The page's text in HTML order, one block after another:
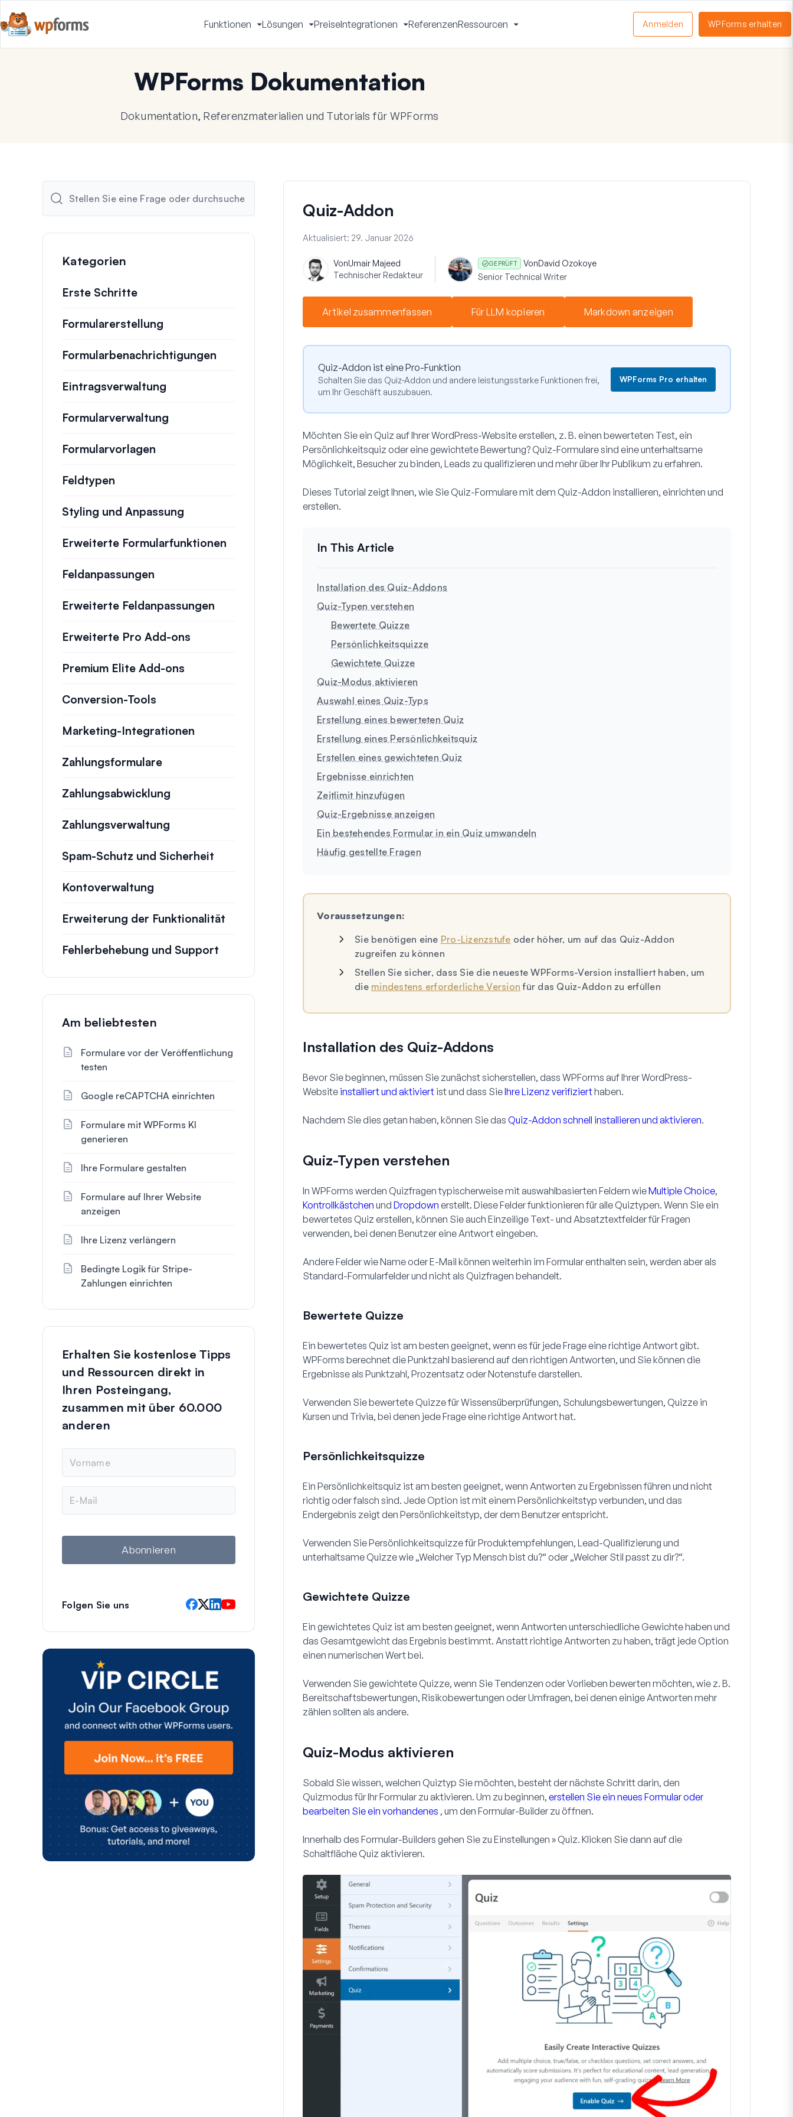
Funktionen
Menü
umschalten
Lösungen
Menü
umschalten
PreiseIntegrationen
Menü
umschalten
ReferenzenRessourcen
umschalten
Anmelden WPForms erhalten
WPForms Dokumentation
Dokumentation, Referenzmaterialien und Tutorials für WPForms
Quiz-Addon
Aktualisiert: 29. Januar 2026
VonUmair Majeed
Technischer Redakteur
GEPRÜFT VonDavid Ozokoye
Senior Technical Writer
Artikel zusammenfassen Für LLM kopieren Markdown anzeigen
Quiz-Addon ist eine Pro-Funktion
Schalten Sie das Quiz-Addon und andere leistungsstarke Funktionen frei,
um Ihr Geschäft auszubauen.
WPForms Pro erhalten
Möchten Sie ein Quiz auf Ihrer WordPress-Website erstellen, z. B. einen bewerteten Test, ein
Persönlichkeitsquiz oder eine gewichtete Bewertung? Quiz-Formulare sind eine unterhaltsame
Möglichkeit, Besucher zu binden, Leads zu qualifizieren und mehr über Ihr Publikum zu erfahren.
Dieses Tutorial zeigt Ihnen, wie Sie Quiz-Formulare mit dem Quiz-Addon installieren, einrichten und
erstellen.
Installation des Quiz-Addons
Quiz-Typen verstehen
Bewertete Quizze
Persönlichkeitsquizze
Gewichtete Quizze
Quiz-Modus aktivieren
Auswahl eines Quiz-Typs
Erstellung eines bewerteten Quiz
Erstellung eines Persönlichkeitsquiz
Erstellen eines gewichteten Quiz
Ergebnisse einrichten
Zeitlimit hinzufügen
Quiz-Ergebnisse anzeigen
Ein bestehendes Formular in ein Quiz umwandeln
Häufig gestellte Fragen
Voraussetzungen:
Sie benötigen eine Pro-Lizenzstufe oder höher, um auf das Quiz-Addon
zugreifen zu können
Stellen Sie sicher, dass Sie die neueste WPForms-Version installiert haben, um
die mindestens erforderliche Version für das Quiz-Addon zu erfüllen
Installation des Quiz-Addons
Bevor Sie beginnen, müssen Sie zunächst sicherstellen, dass WPForms auf Ihrer WordPress-
Website installiert und aktiviert ist und dass SieIhre Lizenz verifizierthaben.
Nachdem Sie dies getan haben, können Sie das Quiz-Addon schnell installieren und aktivieren.
Quiz-Typen verstehen
In WPForms werden Quizfragen typischerweise mit auswahlbasierten Feldern wieMultiple Choice,
Kontrollkästchen und Dropdown erstellt. Diese Felder funktionieren für alle Quiztypen. Wenn Sie ein
bewertetes Quiz erstellen, können Sie auch Einzeilige Text- und Absatztextfelder für Fragen
verwenden, bei denen Benutzer eine Antwort eingeben.
Andere Felder wie Name oder E-Mail können weiterhin im Formular enthalten sein, werden aber als
Standard-Formularfelder und nicht als Quizfragen behandelt.
Bewertete Quizze
Ein bewertetes Quiz ist am besten geeignet, wenn es für jede Frage eine richtige Antwort gibt.
WPForms berechnet die Punktzahl basierend auf den richtigen Antworten, und Sie können die
Ergebnisse als Punktzahl, Prozentsatz oder Notenstufe darstellen.
Verwenden Sie bewertete Quizze für Wissensüberprüfungen, Schulungsbewertungen, Quizze in
Kursen und Trivia, bei denen jede Frage eine richtige Antwort hat.
Persönlichkeitsquizze
Ein Persönlichkeitsquiz ist am besten geeignet, wenn Antworten zu Ergebnissen führen und nicht
richtig oder falsch sind. Jede Option ist mit einem Persönlichkeitstyp verbunden, und das
Endergebnis zeigt den Persönlichkeitstyp, der dem Benutzer entspricht.
Verwenden Sie Persönlichkeitsquizze für Produktempfehlungen, Lead-Qualifizierung und
unterhaltsame Quizze wie „Welcher Typ Mensch bist du?“ oder „Welcher Stil passt zu dir?“.
Gewichtete Quizze
Ein gewichtetes Quiz ist am besten geeignet, wenn Antworten unterschiedliche Gewichte haben und
das Gesamtgewicht das Ergebnis bestimmt. Anstatt richtige Antworten zu haben, trägt jede Option
einen numerischen Wert bei.
Verwenden Sie gewichtete Quizze, wenn Sie Tendenzen oder Vorlieben bewerten möchten, wie z. B.
Bereitschaftsbewertungen, Risikobewertungen oder Umfragen, bei denen einige Antworten mehr
zählen sollten als andere.
Quiz-Modus aktivieren
Sobald Sie wissen, welchen Quiztyp Sie möchten, besteht der nächste Schritt darin, den
Quizmodus für Ihr Formular zu aktivieren. Um zu beginnen, erstellen Sie ein neues Formular oder
bearbeiten Sie ein vorhandenes , um den Formular-Builder zu öffnen.
Innerhalb des Formular-Builders gehen Sie zu Einstellungen » Quiz. Klicken Sie dann auf die
Schaltfläche Quiz aktivieren.
Kategorien
Erste Schritte
Formularerstellung
Formularbenachrichtigungen
Eintragsverwaltung
Formularverwaltung
Formularvorlagen
Feldtypen
Styling und Anpassung
Erweiterte Formularfunktionen
Feldanpassungen
Erweiterte Feldanpassungen
Erweiterte Pro Add-ons
Premium Elite Add-ons
Conversion-Tools
Marketing-Integrationen
Zahlungsformulare
Zahlungsabwicklung
Zahlungsverwaltung
Spam-Schutz und Sicherheit
Kontoverwaltung
Erweiterung der Funktionalität
Fehlerbehebung und Support
Am beliebtesten
Formulare vor der Veröffentlichung
testen
Google reCAPTCHA einrichten
Formulare mit WPForms KI
generieren
Ihre Formulare gestalten
Formulare auf Ihrer Website
anzeigen
Ihre Lizenz verlängern
Bedingte Logik für Stripe-
Zahlungen einrichten
Erhalten Sie kostenlose Tipps
und Ressourcen direkt in
Ihren Posteingang,
zusammen mit über 60.000
anderen
m
e
M
i
Abonnieren
Folgen Sie uns